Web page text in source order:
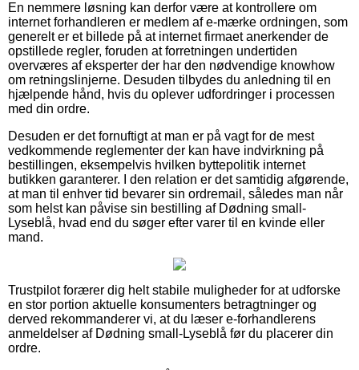
En nemmere løsning kan derfor være at kontrollere om
internet forhandleren er medlem af e-mærke ordningen, som
generelt er et billede på at internet firmaet anerkender de
opstillede regler, foruden at forretningen undertiden
overværes af eksperter der har den nødvendige knowhow
om retningslinjerne. Desuden tilbydes du anledning til en
hjælpende hånd, hvis du oplever udfordringer i processen
med din ordre.
Desuden er det fornuftigt at man er på vagt for de mest
vedkommende reglementer der kan have indvirkning på
bestillingen, eksempelvis hvilken byttepolitik internet
butikken garanterer. I den relation er det samtidig afgørende,
at man til enhver tid bevarer sin ordremail, således man når
som helst kan påvise sin bestilling af Dødning small-
Lyseblå, hvad end du søger efter varer til en kvinde eller
mand.
Trustpilot forærer dig helt stabile muligheder for at udforske
en stor portion aktuelle konsumenters betragtninger og
derved rekommanderer vi, at du læser e-forhandlerens
anmeldelser af Dødning small-Lyseblå før du placerer din
ordre.